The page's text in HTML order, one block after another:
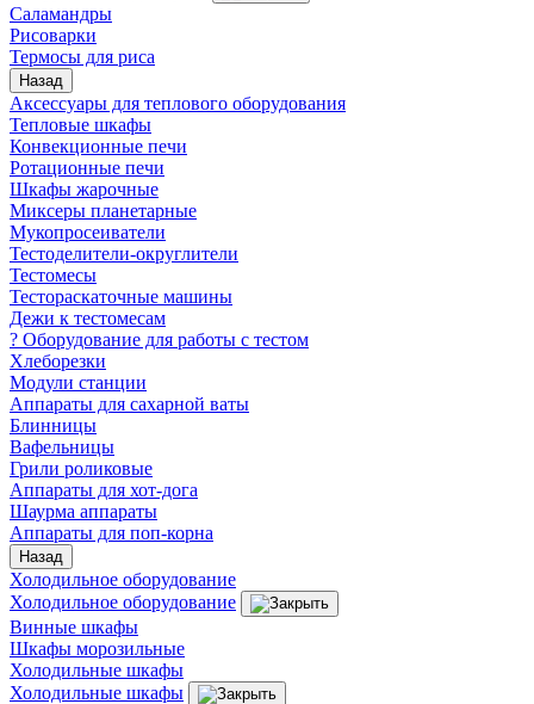
Саламандры
Рисоварки
Термосы для риса
Назад
Аксессуары для теплового оборудования
Тепловые шкафы
Конвекционные печи
Ротационные печи
Шкафы жарочные
Миксеры планетарные
Мукопросеиватели
Тестоделители-округлители
Тестомесы
Тестораскаточные машины
Дежи к тестомесам
? Оборудование для работы с тестом
Хлеборезки
Модули станции
Аппараты для сахарной ваты
Блинницы
Вафельницы
Грили роликовые
Аппараты для хот-дога
Шаурма аппараты
Аппараты для поп-корна
Назад
Холодильное оборудование
Холодильное оборудование
Винные шкафы
Шкафы морозильные
Холодильные шкафы
Холодильные шкафы